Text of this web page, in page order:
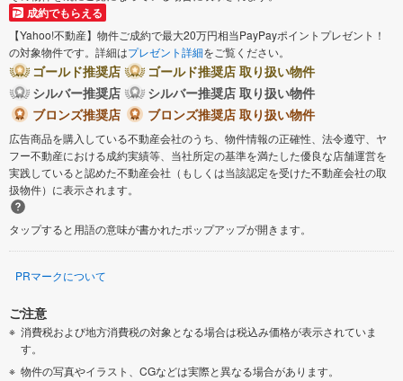
成約でもらえる
【Yahoo!不動産】物件ご成約で最大20万円相当PayPayポイントプレゼント！
の対象物件です。詳細はプレゼント詳細をご覧ください。
ゴールド推奨店
ゴールド推奨店 取り扱い物件
シルバー推奨店
シルバー推奨店 取り扱い物件
ブロンズ推奨店
ブロンズ推奨店 取り扱い物件
広告商品を購入している不動産会社のうち、物件情報の正確性、法令遵守、ヤ
フー不動産における成約実績等、当社所定の基準を満たした優良な店舗運営を
実践していると認めた不動産会社（もしくは当該認定を受けた不動産会社の取
扱物件）に表示されます。
タップすると用語の意味が書かれたポップアップが開きます。
PRマークについて
ご注意
消費税および地方消費税の対象となる場合は税込み価格が表示されていま
す。
物件の写真やイラスト、CGなどは実際と異なる場合があります。